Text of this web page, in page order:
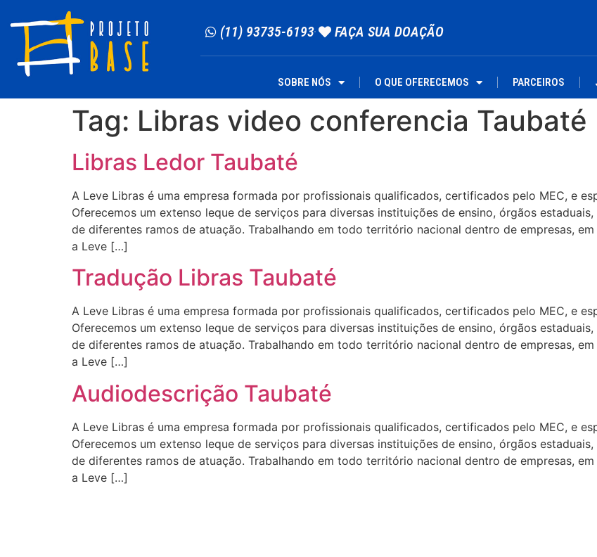
(11) 93735-6193 FAÇA SUA DOAÇÃO
SOBRE NÓS O QUE OFERECEMOS PARCEIROS
Tag: Libras video conferencia Taubaté
Libras Ledor Taubaté
A Leve Libras é uma empresa formada por profissionais qualificados, certificados pelo MEC, e
Oferecemos um extenso leque de serviços para diversas instituições de ensino, órgãos
de diferentes ramos de atuação. Trabalhando em todo território nacional dentro de empresas,
a Leve […]
Tradução Libras Taubaté
A Leve Libras é uma empresa formada por profissionais qualificados, certificados pelo MEC, e
Oferecemos um extenso leque de serviços para diversas instituições de ensino, órgãos
de diferentes ramos de atuação. Trabalhando em todo território nacional dentro de empresas,
a Leve […]
Audiodescrição Taubaté
A Leve Libras é uma empresa formada por profissionais qualificados, certificados pelo MEC, e
Oferecemos um extenso leque de serviços para diversas instituições de ensino, órgãos
de diferentes ramos de atuação. Trabalhando em todo território nacional dentro de empresas,
a Leve […]